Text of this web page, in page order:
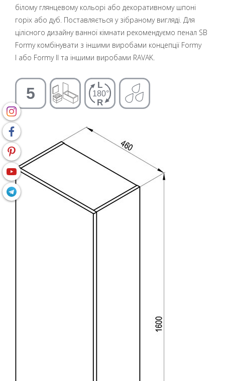
білому глянцевому кольорі або декоративному шпоні
горіх або дуб. Поставляється у зібраному вигляді. Для
цілісного дизайну ванної кімнати рекомендуємо пенал SB
Formy комбінувати з іншими виробами концепції Formy
I або Formy II та іншими виробами RAVAK.